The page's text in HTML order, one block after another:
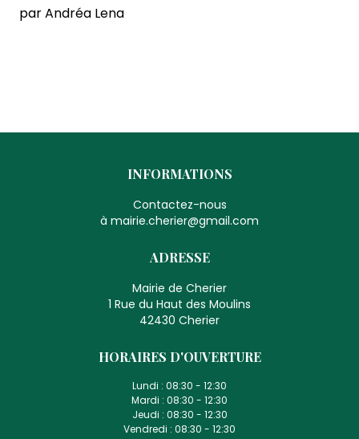
par Andréa Lena
INFORMATIONS
Contactez-nous
à mairie.cherier@gmail.com
ADRESSE
Mairie de Cherier
1 Rue du Haut des Moulins
42430 Cherier
HORAIRES D'OUVERTURE
Lundi : 08:30 - 12:30
Mardi : 08:30 - 12:30
Jeudi : 08:30 - 12:30
Vendredi : 08:30 - 12:30